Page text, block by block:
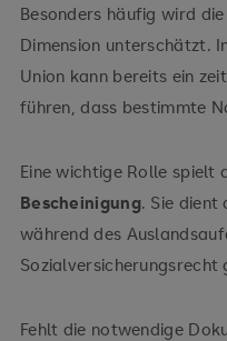
Besonders häufig wird
Dimension unterschätzt.
Union kann bereits ein
führen, dass bestimmte
Eine wichtige Rolle spielt
Bescheinigung. Sie dient
während des
Sozialversicherungsrecht
Fehlt die notwendige